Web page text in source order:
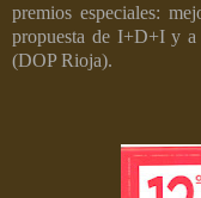
premios especiales:
propuesta de I+D+I y
(DOP Rioja).